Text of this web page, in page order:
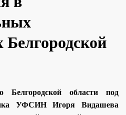
Белгородской
области под
УФСИН Игоря Видашева